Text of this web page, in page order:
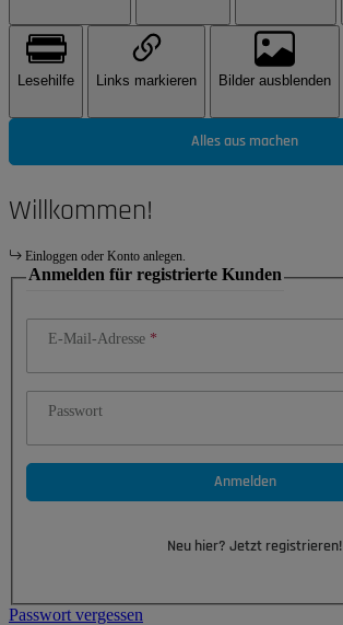
Lesehilfe Links markieren Bilder ausblenden
Alles aus machen
Willkommen!
Einloggen oder Konto anlegen.
Anmelden für registrierte Kunden
E-Mail-Adresse
Passwort
Anmelden
Neu hier? Jetzt registrieren!
Passwort vergessen